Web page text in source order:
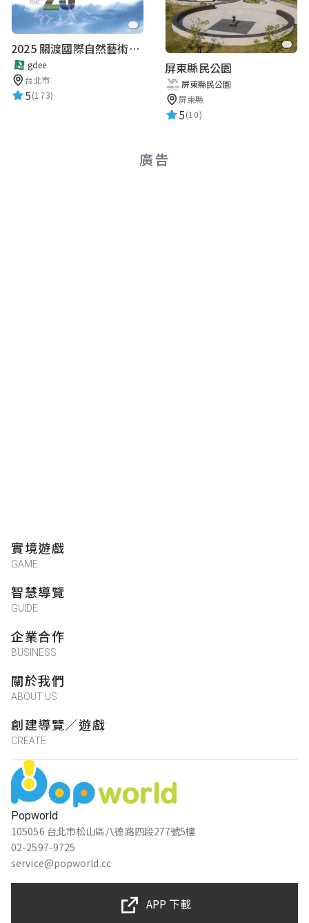
2025 關渡國際自然藝術季 Guandu International Nature Art Festival
gdee
台北市
5(173)
屏東縣民公園
屏東縣民公園
屏東縣
5(10)
廣告
Popworld
105056 台北市松山區八德路四段277號5樓
02-2597-9725
service@popworld.cc
實境遊戲
GAME
智慧導覽
GUIDE
企業合作
BUSINESS
關於我們
ABOUT US
創建導覽／遊戲
CREATE
APP 下載